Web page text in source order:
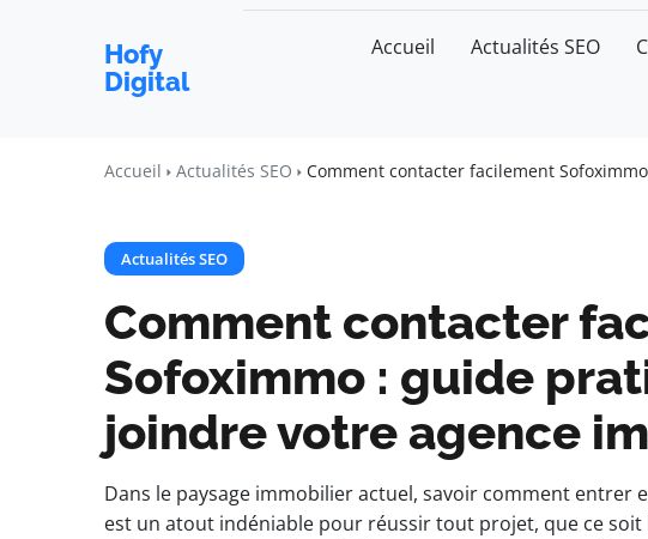
Hofy
Digital
Accueil Actualités SEO
Accueil Actualités SEO Comment contacter facilement
Actualités SEO
Comment contacter
Sofoximmo : guide
joindre votre agence
Dans le paysage immobilier actuel, savoir comment entrer
est un atout indéniable pour réussir tout projet, que ce soit